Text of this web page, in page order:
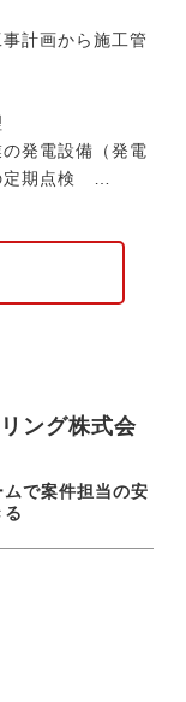
計画から施工管
発電設備（発電
定期点検
施工管理
おける電気設備
備等据付け工
ング株式会
ムで案件担当の安